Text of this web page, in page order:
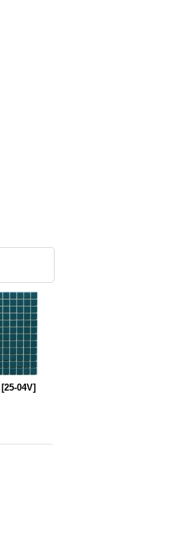
[25-04V]